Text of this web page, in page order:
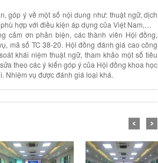
góp ý về một số nội dung như: thuật ngữ, dịch
hợp với điều kiện áp dụng của Việt Nam,…
cảm ơn phản biện, các thành viên Hội đồng,
mã số TC 38-20. Hội đồng đánh giá cao công
khái niệm thuật ngữ, tham khảo một số tiêu
theo các ý kiến góp ý của Hội đồng khoa học
Nhiệm vụ được đánh giá loại khá.